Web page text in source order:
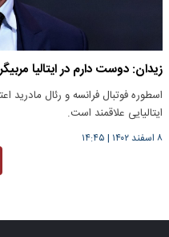
زیدان: دوست دارم در ایتالیا
اسطوره فوتبال فرانسه و رئال مادرید
ایتالیایی علاقمند است.
۸ اسفند ۱۴۰۲ | ۱۴:۴۵